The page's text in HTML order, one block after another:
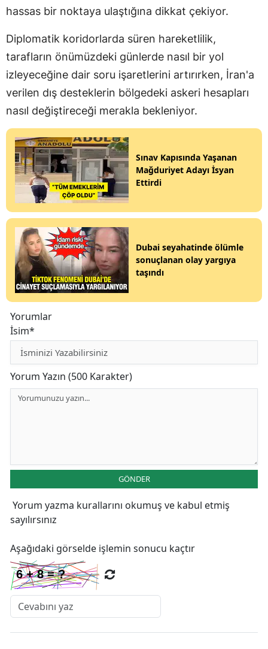
hassas bir noktaya ulaştığına dikkat çekiyor.
Diplomatik koridorlarda süren hareketlilik,
tarafların önümüzdeki günlerde nasıl bir yol
izleyeceğine dair soru işaretlerini artırırken, İran'a
verilen dış desteklerin bölgedeki askeri hesapları
nasıl değiştireceği merakla bekleniyor.
Sınav Kapısında Yaşanan
Mağduriyet Adayı İsyan
Ettirdi
Dubai seyahatinde ölümle
sonuçlanan olay yargıya
taşındı
Yorumlar
İsim*
Yorum Yazın (500 Karakter)
GÖNDER
Yorum yazma kurallarını okumuş ve kabul etmiş
sayılırsınız
Aşağıdaki görselde işlemin sonucu kaçtır